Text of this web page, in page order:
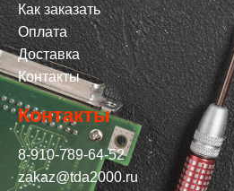
Как заказать
Оплата
Доставка
Контакты
Контакты
8-910-789-64-52
zakaz@tda2000.ru